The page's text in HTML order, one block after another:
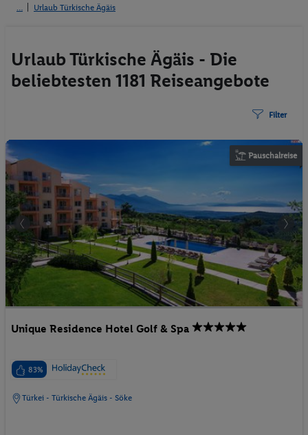
Urlaub Türkische Ägäis
Urlaub Türkische Ägäis - Die
beliebtesten 1181 Reiseangebote
Filter
Pauschalreise
Unique Residence Hotel Golf & Spa
83%
Türkei - Türkische Ägäis - Söke